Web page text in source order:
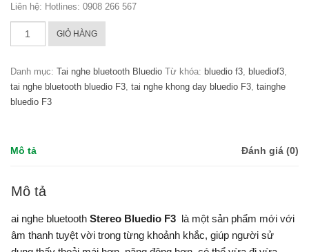
Liên hệ: Hotlines: 0908 266 567
BLuedio
F3
số
GIỎ HÀNG
Danh mục: Tai nghe bluetooth Bluedio Từ khóa: bluedio f3 bluediof3
tai nghe bluetooth bluedio F3 tai nghe khong day bluedio F3 tainghe
bluedio F3
Mô tả Đánh giá (0)
Mô tả
ai nghe bluetooth Stereo Bluedio F3 là một sản phẩm mới với
âm thanh tuyệt vời trong từng khoảnh khắc, giúp người sử